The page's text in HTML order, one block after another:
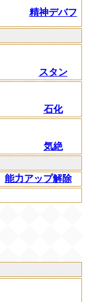
精神デバフ
スタン
石化
気絶
能力アップ解除